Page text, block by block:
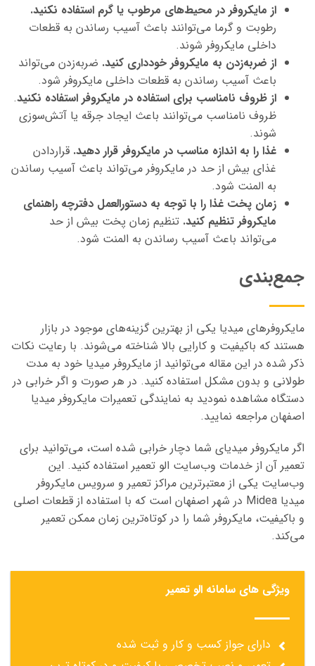
از مایکروفر در محیط‌های مرطوب یا گرم استفاده نکنید.
رطوبت و گرما می‌توانند باعث آسیب رساندن به قطعات
داخلی مایکروفر شوند.
از ضربه‌زدن به مایکروفر خودداری کنید. ضربه‌زدن می‌تواند
باعث آسیب رساندن به قطعات داخلی مایکروفر شود.
از ظروف نامناسب برای استفاده در مایکروفر استفاده نکنید.
ظروف نامناسب می‌توانند باعث ایجاد جرقه یا آتش‌سوزی
شوند.
غذا را به اندازه مناسب در مایکروفر قرار دهید. قراردادن
غذای بیش از حد در مایکروفر می‌تواند باعث آسیب رساندن
به المنت شود.
زمان پخت غذا را با توجه به دستورالعمل دفترچه راهنمای
مایکروفر تنظیم کنید. تنظیم زمان پخت بیش از حد
می‌تواند باعث آسیب رساندن به المنت شود.
جمع‌بندی
مایکروفرهای میدیا یکی از بهترین گزینه‌های موجود در بازار
هستند که باکیفیت و کارایی بالا شناخته می‌شوند. با رعایت نکات
ذکر شده در این مقاله می‌توانید از مایکروفر میدیا خود به مدت
طولانی و بدون مشکل استفاده کنید. در هر صورت و اگر خرابی در
دستگاه مشاهده نمودید به نمایندگی تعمیرات مایکروفر میدیا
اصفهان مراجعه نمایید.
اگر مایکروفر میدیای شما دچار خرابی شده است، می‌توانید برای
تعمیر آن از خدمات وب‌سایت الو تعمیر استفاده کنید. این
وب‌سایت یکی از معتبرترین مراکز تعمیر و سرویس مایکروفر
میدیا Midea در شهر اصفهان است که با استفاده از قطعات اصلی
و باکیفیت، مایکروفر شما را در کوتاه‌ترین زمان ممکن تعمیر
می‌کند.
ویژگی های سامانه الو تعمیر
دارای جواز کسب و کار و ثبت شده